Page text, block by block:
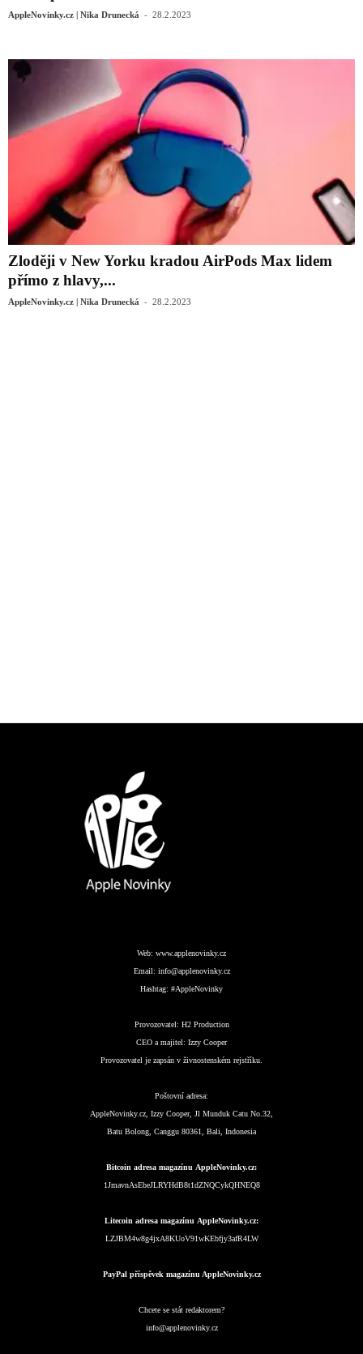
AppleNovinky.cz | Nika Drunecká - 28.2.2023
Zloději v New Yorku kradou AirPods Max lidem
přímo z hlavy,...
AppleNovinky.cz | Nika Drunecká - 28.2.2023
Web: www.applenovinky.cz
Email: info@applenovinky.cz
Hashtag: #AppleNovinky
Provozovatel: H2 Production
CEO a majitel: Izzy Cooper
Provozovatel je zapsán v živnostenském rejstříku.
Poštovní adresa:
AppleNovinky.cz, Izzy Cooper, Jl Munduk Catu No.32,
Batu Bolong, Canggu 80361, Bali, Indonesia
Bitcoin adresa magazínu AppleNovinky.cz:
1JmavnAsEbeJLRYHdB8t1dZNQCykQHNEQ8
Litecoin adresa magazínu AppleNovinky.cz:
LZJBM4w8g4jxA8KUoV91wKEbfjy3afR4LW
PayPal příspěvek magazínu AppleNovinky.cz
Chcete se stát redaktorem?
info@applenovinky.cz